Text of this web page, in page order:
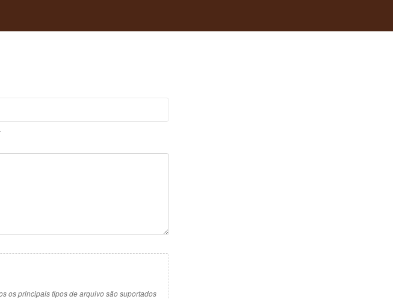
os principais tipos de arquivo são suportados